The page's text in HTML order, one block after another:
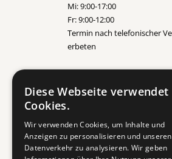
Mi: 9:00-17:00
Fr: 9:00-12:00
Termin nach telefonischer
erbeten
Diese Webseite verwendet
Cookies.
Wir verwenden Cookies, um Inhalte und
Anzeigen zu personalisieren und unseren
Datenverkehr zu analysieren. Wir geben